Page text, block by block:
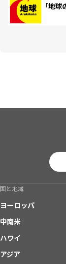
「地
国と地域
ヨーロッパ
中南米
ハワイ
アジア